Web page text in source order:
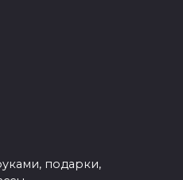
подарки,